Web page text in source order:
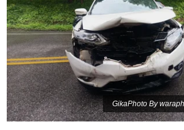
GikaPhoto By